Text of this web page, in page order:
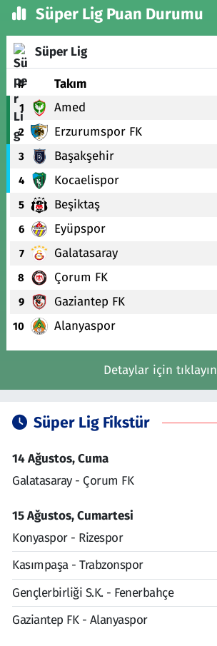
Süper Lig Puan Durumu
Süper Lig
# Takım
1 Amed
2 Erzurumspor FK
3 Başakşehir
4 Kocaelispor
5 Beşiktaş
6 Eyüpspor
7 Galatasaray
8 Çorum FK
9 Gaziantep FK
10 Alanyaspor
Detaylar için tıklayın
Süper Lig Fikstür
14 Ağustos, Cuma
Galatasaray - Çorum FK
15 Ağustos, Cumartesi
Konyaspor - Rizespor
Kasımpaşa - Trabzonspor
Gençlerbirliği S.K. - Fenerbahçe
Gaziantep FK - Alanyaspor